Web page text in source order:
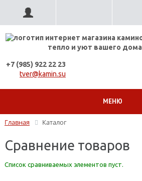
тепло и уют вашего дома
+7 (985) 922 22 23
tver@kamin.su
МЕНЮ
Главная Каталог
Сравнение товаров
Список сравниваемых элементов пуст.